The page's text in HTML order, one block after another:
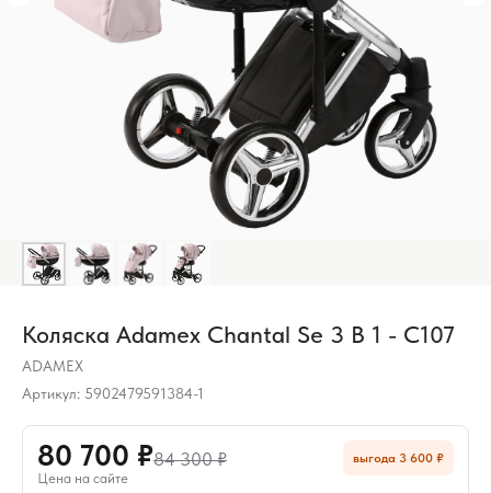
Коляска Adamex Chantal Se 3 В 1 - C107
ADAMEX
Артикул: 5902479591384-1
80 700 ₽84 300 ₽
Цена на сайте
выгода 3 600 ₽